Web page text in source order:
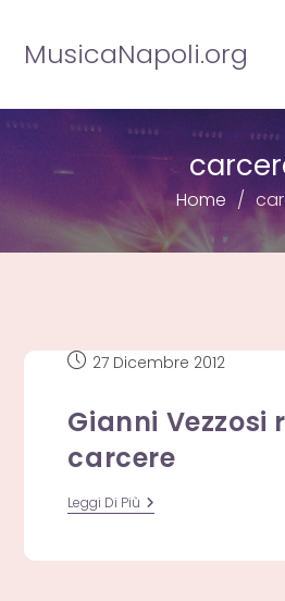
contenuto
MusicaNapoli.org
Home
Articolo27 Dicembre 2012
Gianni Vezzosi
carcere
Leggi Di Più Gianni
Vezzosi
In